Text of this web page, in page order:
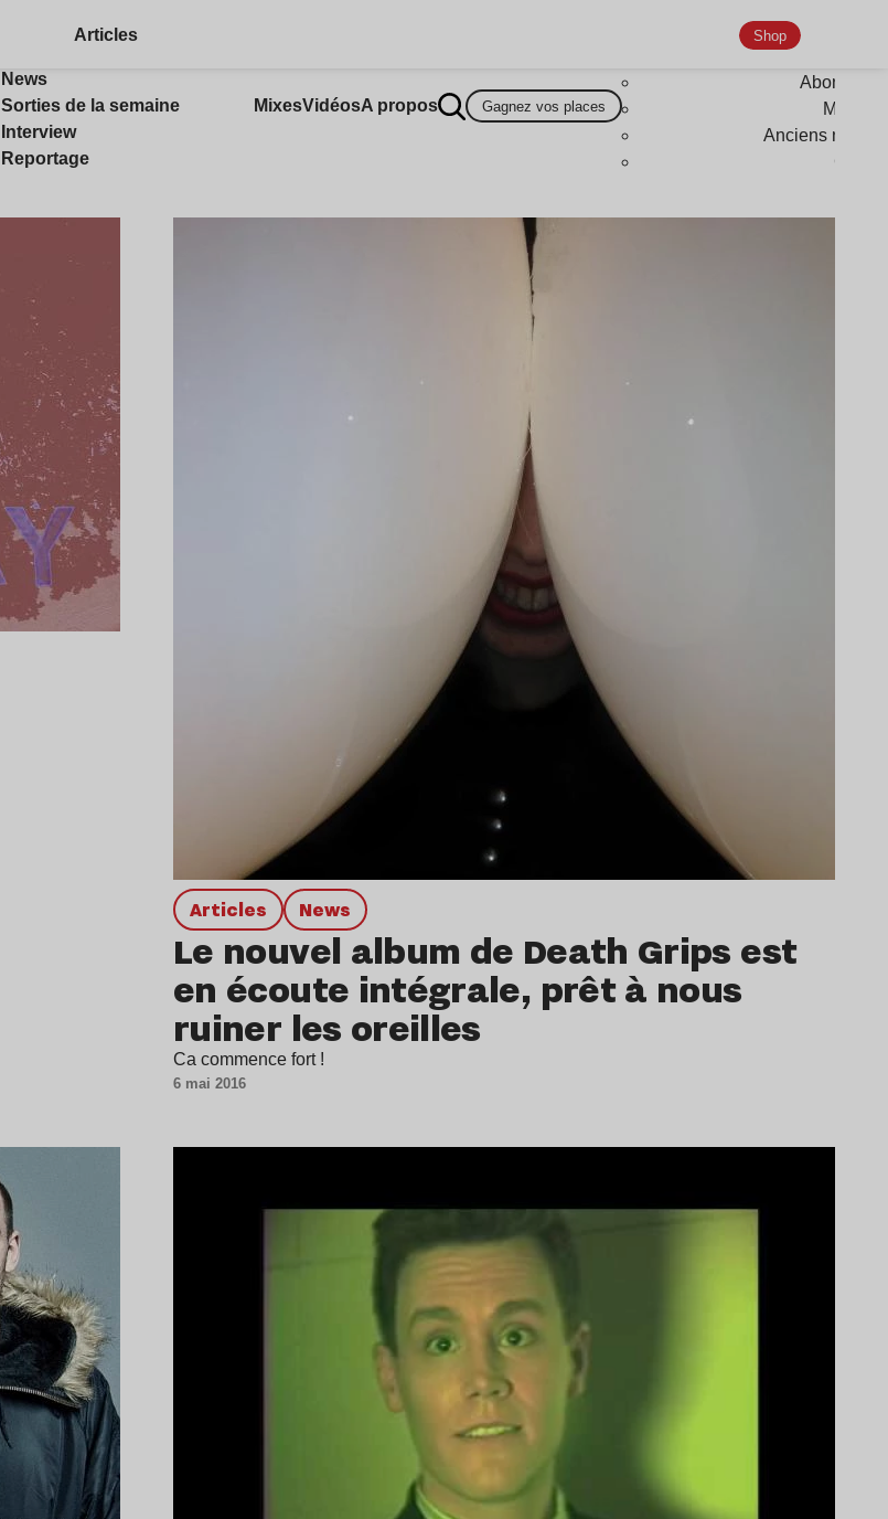
Articles
News
Sorties de la semaine
Interview
Reportage
MixesVidéosA propos Gagnez vos places
Shop
Anciens
Articles news
Le nouvel album de Death Grips est
en écoute intégrale, prêt à nous
ruiner les oreilles
Ca commence fort !
6 mai 2016